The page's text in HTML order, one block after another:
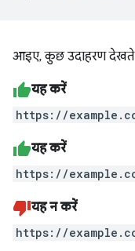
आइए, कुछ उदाहरण देखते
यह करें
https://
यह करें
https://
यह न करें
https://